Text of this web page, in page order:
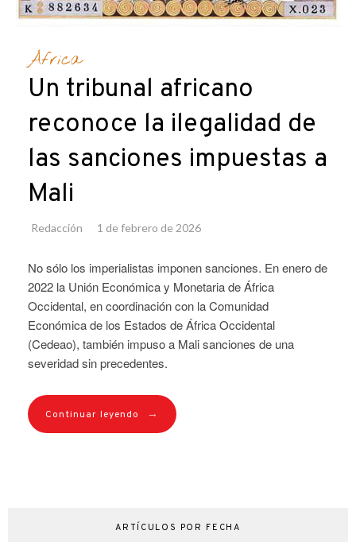
África
Un tribunal africano
reconoce la ilegalidad de
las sanciones impuestas a
Mali
Redacción 1 de febrero de 2026
No sólo los imperialistas imponen sanciones. En enero de
2022 la Unión Económica y Monetaria de África
Occidental, en coordinación con la Comunidad
Económica de los Estados de África Occidental
(Cedeao), también impuso a Mali sanciones de una
severidad sin precedentes.
Continuar leyendo →
ARTÍCULOS POR FECHA